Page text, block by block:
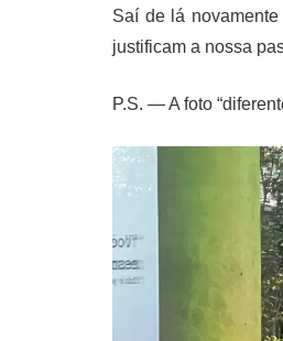
Saí de lá
justificam a nossa
P.S. — A foto